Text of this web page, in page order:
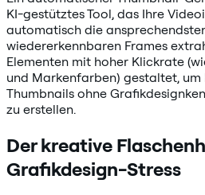
KI-gestütztes Tool, das Ihre
automatisch die
wiedererkennbaren Frames
Elementen mit hoher Klickrate
und Markenfarben) gestaltet, um
Thumbnails ohne
zu erstellen.
Der kreative
Grafikdesign-Stress